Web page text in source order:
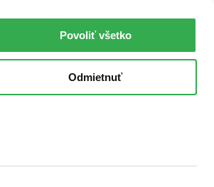
Povoliť všetko
Odmietnuť